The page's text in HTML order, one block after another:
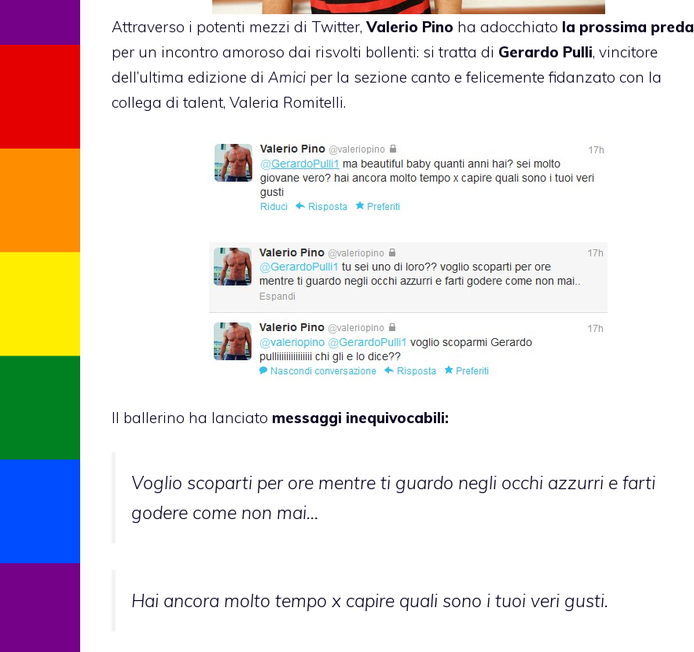
Attraverso i potenti mezzi di Twitter,Valerio Pino ha adocchiato la prossima preda
per un incontro amoroso dai risvolti bollenti: si tratta di Gerardo Pulli, vincitore
dell’ultima edizione di Amici per la sezione canto e felicemente fidanzato con la
collega di talent, Valeria Romitelli.
Il ballerino ha lanciato messaggi inequivocabili:
Voglio scoparti per ore mentre ti guardo negli occhi azzurri e farti
godere come non mai…
Hai ancora molto tempo x capire quali sono i tuoi veri gusti.